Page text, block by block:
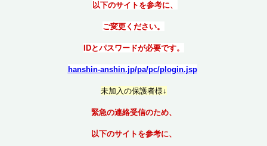
以下のサイトを参考に、
ご変更ください。
IDとパスワードが必要です。
hanshin-anshin.jp/pa/pc/plogin.jsp
未加入の保護者様↓
緊急の連絡受信のため、
以下のサイトを参考に、